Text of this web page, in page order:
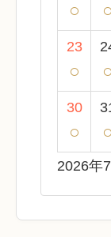
○ ○
23
○ ○
30
○ ○
2026年7